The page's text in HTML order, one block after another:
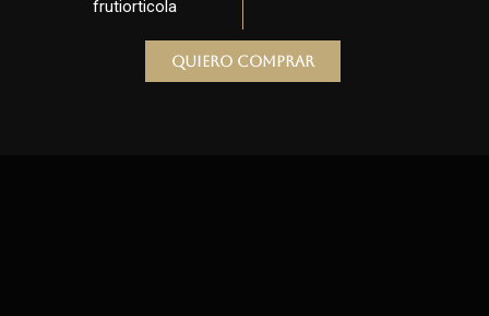
frutiorticola
Quiero comprar